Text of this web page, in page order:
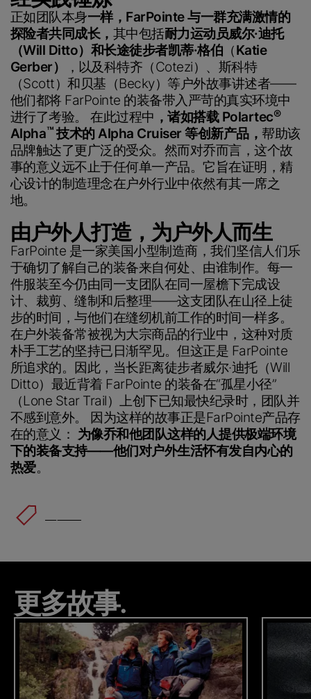
正如团队本身一样，FarPointe 与一群充满激情的
探险者共同成长， 其中包括耐力运动员威尔·迪托
（Will Ditto）和长途徒步者凯蒂·格伯 （Katie
Gerber）
，以及科特齐（Cotezi）、斯科特
（Scott）和贝基（Becky）等户外故事讲述者——
他们都将 FarPointe 的装备带入严苛的真实环境中
进行了考验。 在此过程中 ，诸如搭载 Polartec®
Alpha™技术的 Alpha Cruiser 等创新产品，帮助该
品牌触达了更广泛的受众。然而对乔而言，这个故
事的意义远不止于任何单一产品。它旨在证明，精
心设计的制造理念在户外行业中依然有其一席之
地。
由户外人打造，为户外人而生
FarPointe 是一家美国小型制造商，我们坚信人们乐
于确切了解自己的装备来自何处、由谁制作。每一
件服装至今仍由同一支团队在同一屋檐下完成设
计、裁剪、缝制和后整理——这支团队在山径上徒
步的时间，与他们在缝纫机前工作的时间一样多。
在户外装备常被视为大宗商品的行业中，这种对质
朴手工艺的坚持已日渐罕见。但这正是 FarPointe
所追求的。因此，当长距离徒步者威尔·迪托（Will
Ditto）最近背着 FarPointe 的装备在“孤星小径”
（Lone Star Trail）上创下已知最快纪录时，团队并
不感到意外。 因为这样的故事正是FarPointe产品存
在的意义： 为像乔和他团队这样的人提供极端环境
下的装备支持——他们对户外生活怀有发自内心的
热爱。
更多故事.